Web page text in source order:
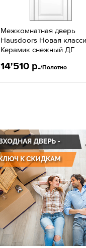
Межкомнатная дверь
Hausdoors Новая
Керамик снежный ДГ
14'510 р./Полотно